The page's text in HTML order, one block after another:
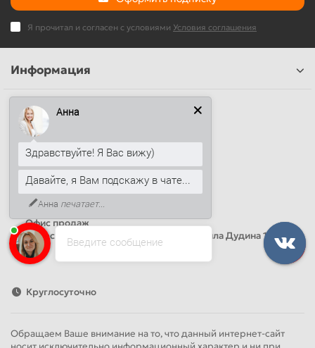
Я прочитал и согласен с условиями Условия соглашения
Информация
Наши контакты
+7 (812) 389-26-20
+7 (499) 444-14-71
info@sandwichpanelsvspb.ru
Наш адрес
Офис продаж
Адрес: Россия, Санкт-Петербург, Михаила Дудина 15, офис
41
Круглосуточно
Обращаем Ваше внимание на то, что данный интернет-сайт
Введите сообщение
Анна
Здравствуйте! Я Вас вижу)
Давайте, я Вам подскажу в чате...
Анна печатает...